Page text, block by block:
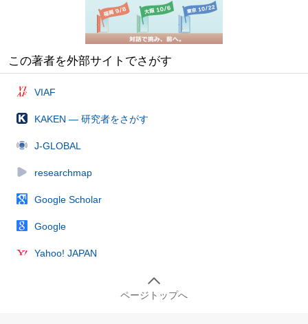
この著者を外部サイトでさがす
VIAF
KAKEN — 研究者をさがす
J-GLOBAL
researchmap
Google Scholar
Google
Yahoo! JAPAN
ページトップへ